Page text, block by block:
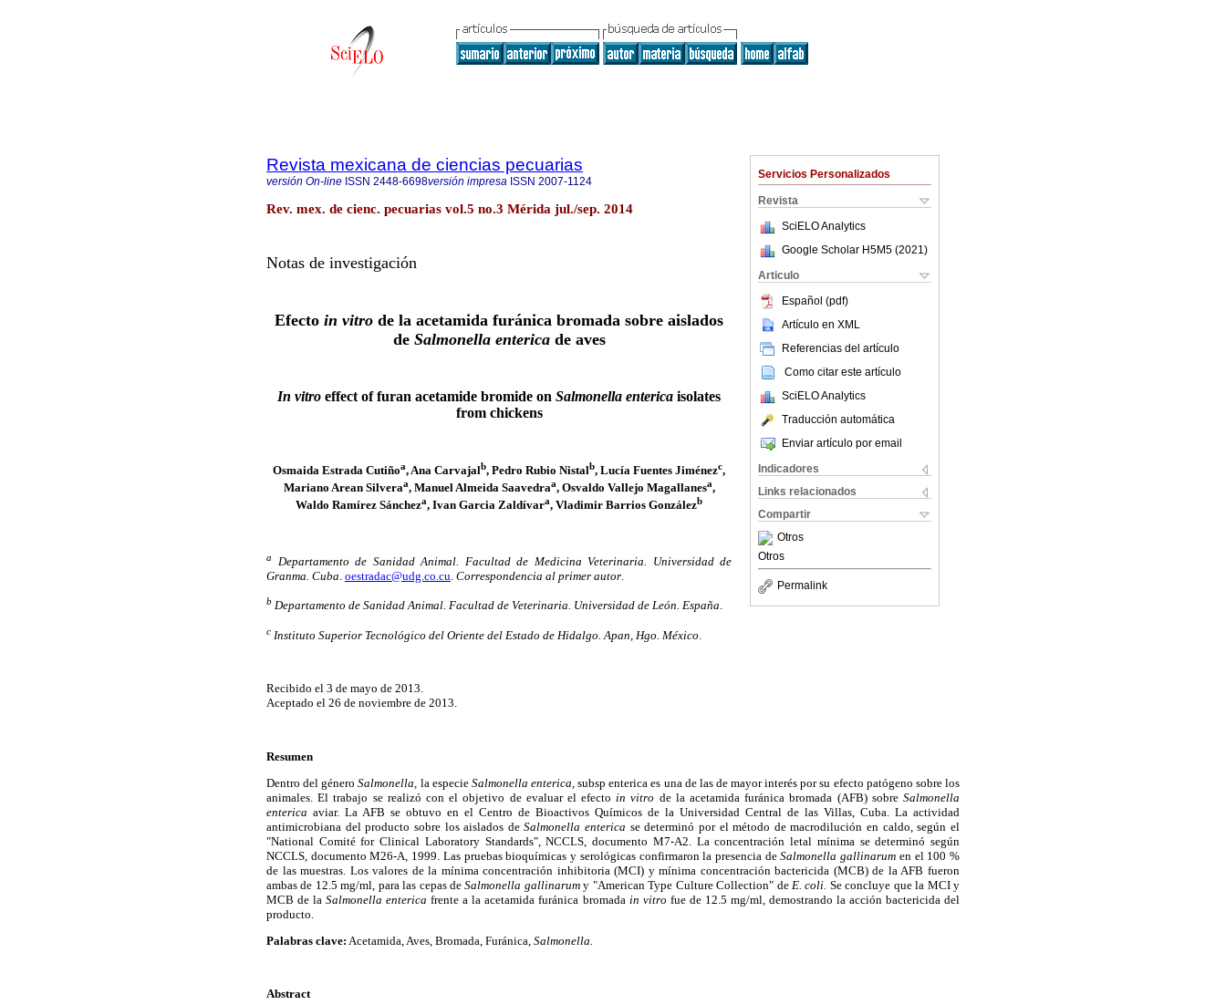
Servicios Personalizados
Revista
SciELO Analytics
Google Scholar H5M5 (2021 )
Articulo
Español (pdf)
Artículo en XML
Referencias del artículo
Como citar este artículo
SciELO Analytics
Traducción automática
Enviar artículo por email
Indicadores
Links relacionados
Compartir
Otros
Otros
Permalink
Revista mexicana de ciencias pecuarias
versión On-line ISSN 2448-6698versión impresa ISSN 2007-1124
Rev. mex. de cienc. pecuarias vol.5 no.3 Mérida jul./sep. 2014
Notas de investigación
Efecto in vitro de la acetamida furánica bromada sobre aislados
de Salmonella entericade aves
In vitro effect of furan acetamide bromide on Salmonella enterica isolates
from chickens
Osmaida Estrada Cutiñoa, Ana Carvajalb, Pedro Rubio Nistalb, Lucía Fuentes Jiménezc,
Mariano Arean Silveraa, Manuel Almeida Saavedraa, Osvaldo Vallejo Magallanesa,
Waldo Ramírez Sáncheza, Ivan Garcia Zaldívara, Vladimir Barrios Gonzálezb
a
Departamento de Sanidad Animal. Facultad de Medicina Veterinaria. Universidad de
Granma. Cuba oestradac@udg.co.cu Correspondencia al primer autor
b Departamento de Sanidad Animal. Facultad de Veterinaria. Universidad de León. España.
c Instituto Superior Tecnológico del Oriente del Estado de Hidalgo. Apan, Hgo. México
Recibido el 3 de mayo de 2013.
Aceptado el 26 de noviembre de 2013.
Resumen
Dentro del géneroSalmonella, la especie Salmonella enterica, subsp enterica es una de las de mayor interés por su efecto patógeno sobre los
animales. El trabajo se realizó con el objetivo de evaluar el efecto in vitro de la acetamida furánica bromada (AFB) sobreSalmonella
enterica aviar. La AFB se obtuvo en el Centro de Bioactivos Químicos de la Universidad Central de las Villas, Cuba. La actividad
antimicrobiana del producto sobre los aislados deSalmonella enterica se determinó por el método de macrodilución en caldo, según el
"National Comité for Clinical Laboratory Standards", NCCLS, documento M7-A2. La concentración letal mínima se determinó según
NCCLS, documento M26-A, 1999. Las pruebas bioquímicas y serológicas confirmaron la presencia deSalmonella gallinarum en el 100 %
de las muestras. Los valores de la mínima concentración inhibitoria (MCI) y mínima concentración bactericida (MCB) de la AFB fueron
ambas de 12.5 mg/ml, para las cepas deSalmonella gallinarumy "American Type Culture Collection" de E. coli. Se concluye que la MCI y
MCB de laSalmonella enterica frente a la acetamida furánica bromada in vitro fue de 12.5 mg/ml, demostrando la acción bactericida del
producto.
Palabras clave: Acetamida, Aves, Bromada, Furánica, Salmonella.
Abstract